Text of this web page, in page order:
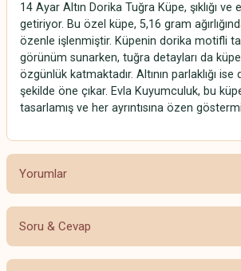
14 Ayar Altın Dorika Tuğra Küpe, şıklığı
getiriyor. Bu özel küpe, 5,16 gram
özenle işlenmiştir. Küpenin dorika motifli
görünüm sunarken, tuğra detayları da
özgünlük katmaktadır. Altının parlaklığı
şekilde öne çıkar. Evla Kuyumculuk, bu
tasarlamış ve her ayrıntısına özen
Yorumlar
Bu ürüne ilk yorumu siz
Soru & Cevap